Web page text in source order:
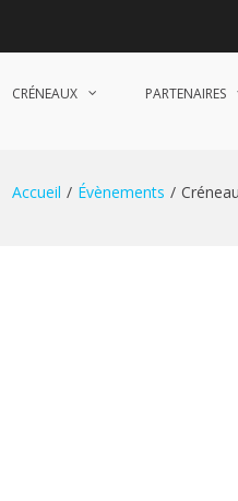
CRÉNEAUX PARTENAIRES
Accueil Évènements